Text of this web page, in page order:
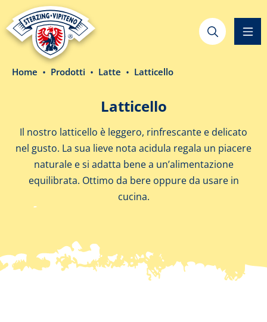
principale
Home Prodotti Latte Latticello
Latticello
Il nostro latticello è leggero, rinfrescante e delicato
nel gusto. La sua lieve nota acidula regala un piacere
naturale e si adatta bene a un’alimentazione
equilibrata. Ottimo da bere oppure da usare in
cucina.